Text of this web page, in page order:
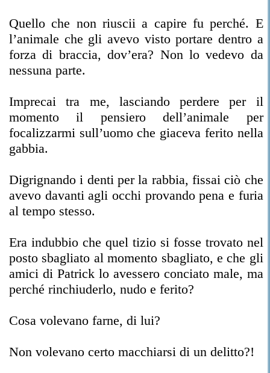
Quello che non riuscii a capire fu perché. E
l’animale che gli avevo visto portare dentro a
forza di braccia, dov’era? Non lo vedevo da
nessuna parte.
Imprecai tra me, lasciando perdere per il
momento il pensiero dell’animale per
focalizzarmi sull’uomo che giaceva ferito nella
gabbia.
Digrignando i denti per la rabbia, fissai ciò che
avevo davanti agli occhi provando pena e furia
al tempo stesso.
Era indubbio che quel tizio si fosse trovato nel
posto sbagliato al momento sbagliato, e che gli
amici di Patrick lo avessero conciato male, ma
perché rinchiuderlo, nudo e ferito?
Cosa volevano farne, di lui?
Non volevano certo macchiarsi di un delitto?!